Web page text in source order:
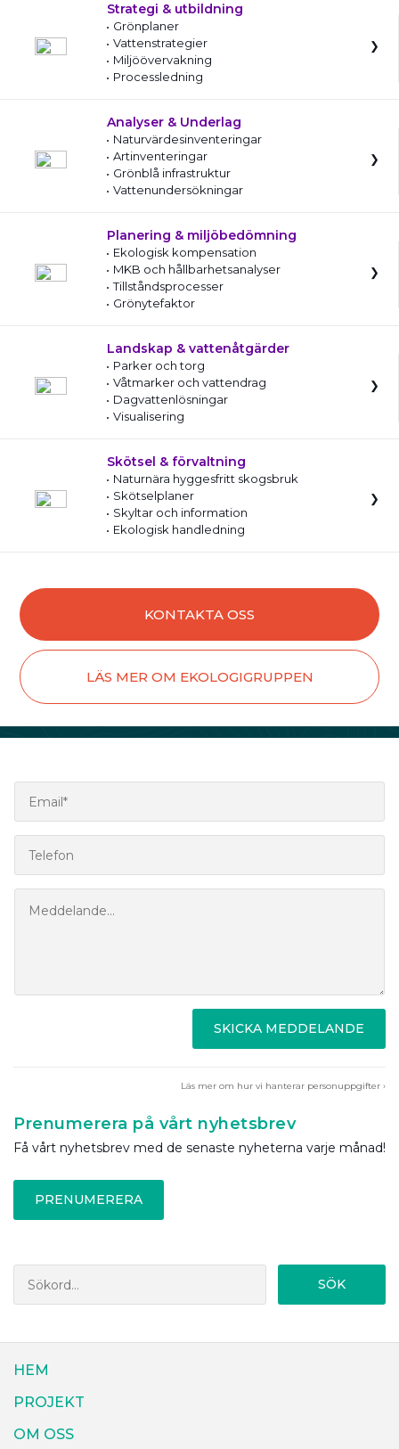
Strategi & utbildning
Grönplaner
Vattenstrategier
Miljöövervakning
Processledning
Analyser & Underlag
Naturvärdesinventeringar
Artinventeringar
Grönblå infrastruktur
Vattenundersökningar
Planering & miljöbedömning
Ekologisk kompensation
MKB och hållbarhetsanalyser
Tillståndsprocesser
Grönytefaktor
Landskap & vattenåtgärder
Parker och torg
Våtmarker och vattendrag
Dagvattenlösningar
Visualisering
Skötsel & förvaltning
Naturnära hyggesfritt skogsbruk
Skötselplaner
Skyltar och information
Ekologisk handledning
KONTAKTA OSS
LÄS MER OM EKOLOGIGRUPPEN
SKICKA MEDDELANDE
Läs mer om hur vi hanterar personuppgifter ›
Prenumerera på vårt nyhetsbrev
Få vårt nyhetsbrev med de senaste nyheterna varje månad!
PRENUMERERA
SÖK
HEM
PROJEKT
OM OSS